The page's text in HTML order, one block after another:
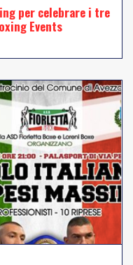
per celebrare i tre
Events